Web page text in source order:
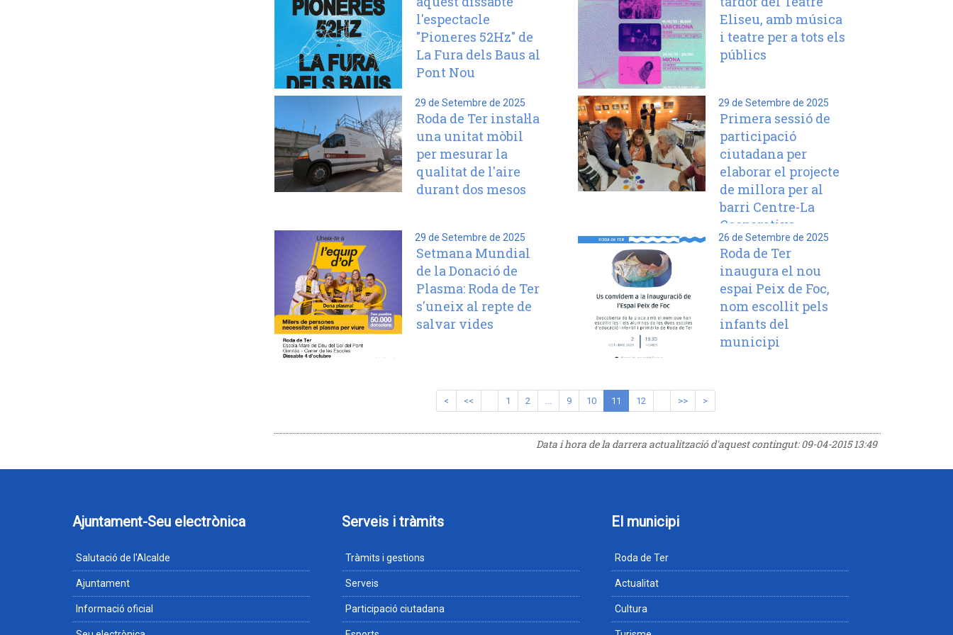
l'espectacle
"Pioneres 52Hz" de
La Fura dels Baus al
Pont Nou
Eliseu, amb música
i teatre per a tots els
públics
29 de Setembre de 2025
Roda de Ter instal·la
una unitat mòbil
per mesurar la
qualitat de l'aire
durant dos mesos
29 de Setembre de 2025
Primera sessió de
participació
ciutadana per
elaborar el projecte
de millora per al
barri Centre-La
Cooperativa
29 de Setembre de 2025
Setmana Mundial
de la Donació de
Plasma: Roda de Ter
s'uneix al repte de
salvar vides
26 de Setembre de 2025
Roda de Ter
inaugura el nou
espai Peix de Foc,
nom escollit pels
infants del
municipi
< << 1 2 ... 9 10 11 12 >> >
Data i hora de la darrera actualització d'aquest contingut:09-04-2015 13:49
Ajuntament-Seu electrònica
Salutació de l'Alcalde
Ajuntament
Informació oficial
Serveis i tràmits
Tràmits i gestions
Serveis
Participació ciutadana
El municipi
Roda de Ter
Actualitat
Cultura